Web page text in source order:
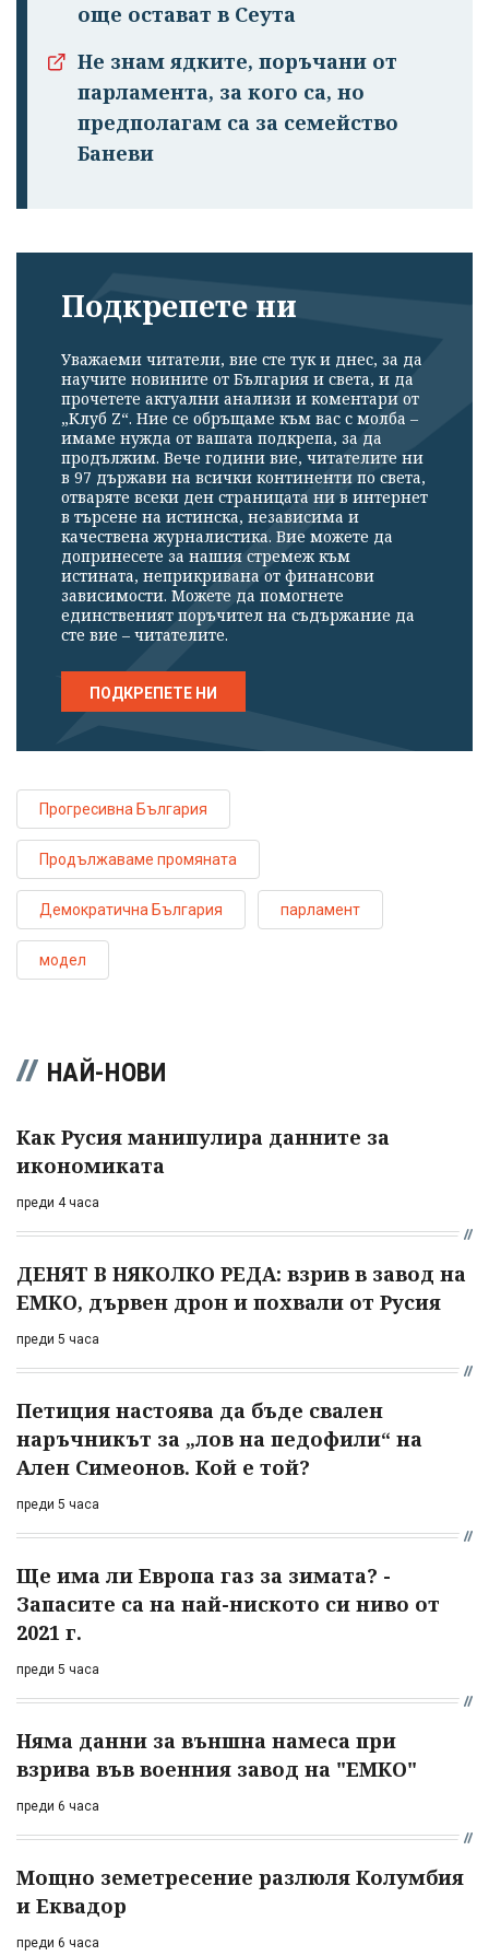
излязохте от
профила си!
още остават в Сеута
Не знам ядките, поръчани от
парламента, за кого са, но
предполагам са за семейство
Баневи
Подкрепете ни
Уважаеми читатели, вие сте тук и днес, за да
научите новините от България и света, и да
прочетете актуални анализи и коментари от
„Клуб Z“. Ние се обръщаме към вас с молба –
имаме нужда от вашата подкрепа, за да
продължим. Вече години вие, читателите ни
в 97 държави на всички континенти по света,
отваряте всеки ден страницата ни в интернет
в търсене на истинска, независима и
качествена журналистика. Вие можете да
допринесете за нашия стремеж към
истината, неприкривана от финансови
зависимости. Можете да помогнете
единственият поръчител на съдържание да
сте вие – читателите.
ПОДКРЕПЕТЕ НИ
Прогресивна България
Продължаваме промяната
Демократична България парламент
модел
НАЙ-НОВИ
Как Русия манипулира данните за
икономиката
преди 4 часа
ДЕНЯТ В НЯКОЛКО РЕДА: взрив в завод на
ЕМКО, дървен дрон и похвали от Русия
преди 5 часа
Петиция настоява да бъде свален
наръчникът за „лов на педофили“ на
Ален Симеонов. Кой е той?
преди 5 часа
Ще има ли Европа газ за зимата? -
Запасите са на най-ниското си ниво от
2021 г.
преди 5 часа
Няма данни за външна намеса при
взрива във военния завод на "ЕМКО"
преди 6 часа
Мощно земетресение разлюля Колумбия
и Еквадор
преди 6 часа